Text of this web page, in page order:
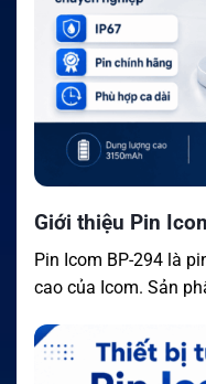
Giới thiệu Pin
Pin Icom BP-294 là
cao của Icom. Sản